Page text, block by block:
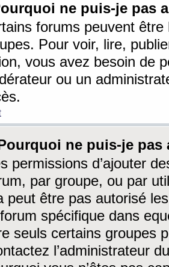
ne puis-je pas
forums peuvent être
Pour voir, lire,
vous avez besoin de
ou un
ne puis-je
permissions d’ajouter
par groupe, ou par
peut être pas autorisé
spécifique dans
seuls certains groupes
l’administrateur